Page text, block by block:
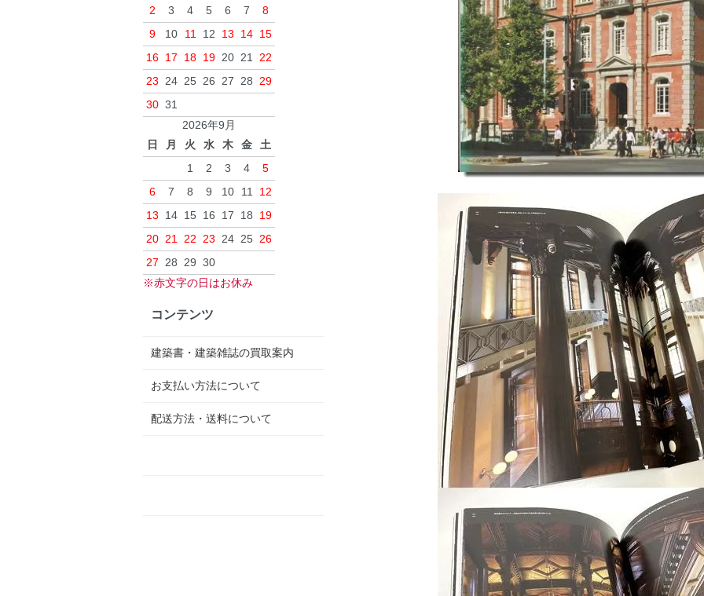
2
3 4 5 6 7
8
9
10 11 12 13 14 15
16 17 18 19 20 21 22
23 24 25 26 27 28 29
30 31
2026年9月
日
月 火 水 木 金
土
1
2 3 4
5
6
7 8 9 10 11
12
13
14 15 16 17 18
19
20 21 22 23 24 25 26
27 28 29 30
※赤文字の日はお休み
コンテンツ
建築書・建築雑誌の買取案内
お支払い方法について
配送方法・送料について